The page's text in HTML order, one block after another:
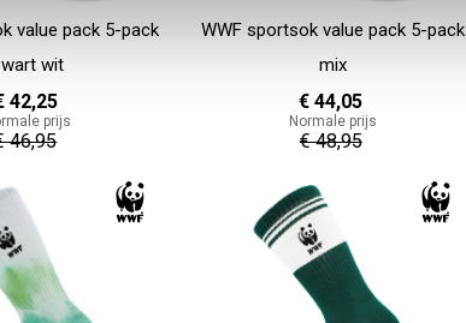
value pack 5-pack
wit
42,25
prijs
46,95
WWF sportsok value pack 5-pack
mix
€ 44,05
Normale prijs
€ 48,95
In Winkelwagen